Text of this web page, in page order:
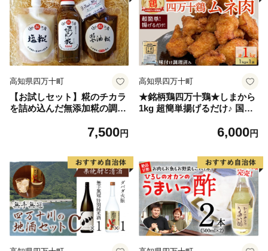
高知県四万十町
【お試しセット】糀のチカラ
を詰め込んだ無添加糀の調味
7,500円
高知県四万十町
★銘柄鶏四万十鶏★しまから
1kg 超簡単揚げるだけ♪ 国産
お肉 鶏肉 とりにく 鳥肉 鶏ム
6,000円